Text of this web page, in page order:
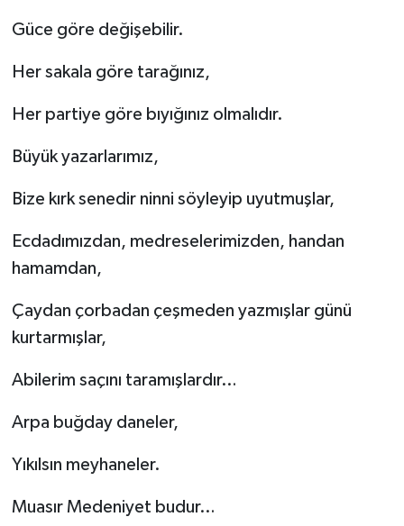
Güce göre değişebilir.
Her sakala göre tarağınız,
Her partiye göre bıyığınız olmalıdır.
Büyük yazarlarımız,
Bize kırk senedir ninni söyleyip uyutmuşlar,
Ecdadımızdan, medreselerimizden, handan
hamamdan,
Çaydan çorbadan çeşmeden yazmışlar günü
kurtarmışlar,
Abilerim saçını taramışlardır…
Arpa buğday daneler,
Yıkılsın meyhaneler.
Muasır Medeniyet budur…
Magazin
Otomobil
Rüya Tabirleri
Sağlık
Spor